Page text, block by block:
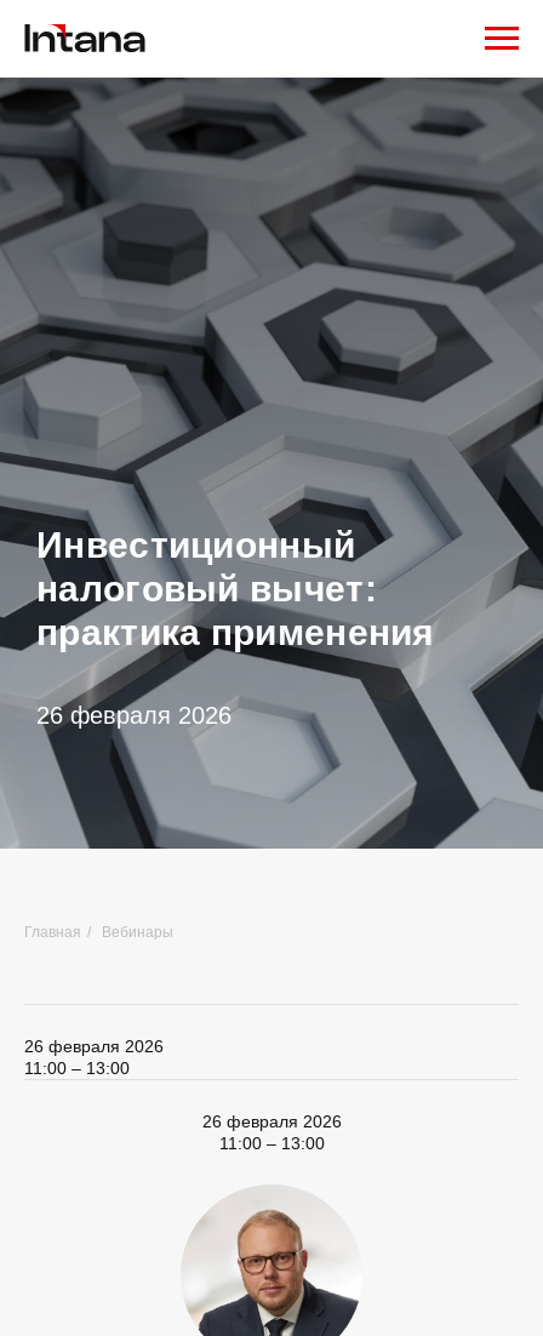
Инвестиционный
налоговый вычет:
практика применения
26 февраля 2026
Главная / Вебинары
26 февраля 2026
11:00 – 13:00
26 февраля 2026
11:00 – 13:00